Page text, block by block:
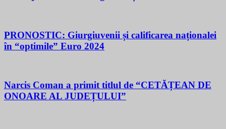
PRONOSTIC: Giurgiuvenii și calificarea naționalei
în “optimile” Euro 2024
Narcis Coman a primit titlul de “CETĂȚEAN DE
ONOARE AL JUDEȚULUI”